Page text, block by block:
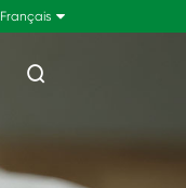
Français
